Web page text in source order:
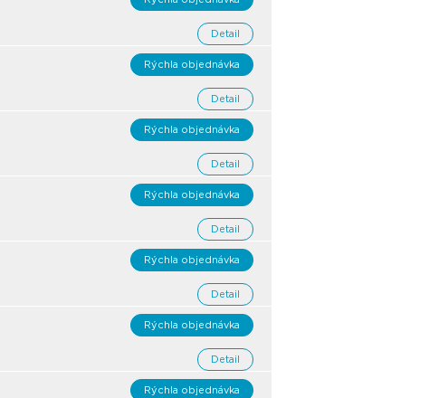
Detail
Rýchla objednávka
Detail
Rýchla objednávka
Detail
Rýchla objednávka
Detail
Rýchla objednávka
Detail
Rýchla objednávka
Detail
Rýchla objednávka